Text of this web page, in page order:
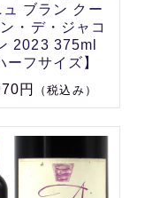
ュ ブラン クー
・デ・ジャコ
2023 375ml
ーフサイズ】
円
（税込み）